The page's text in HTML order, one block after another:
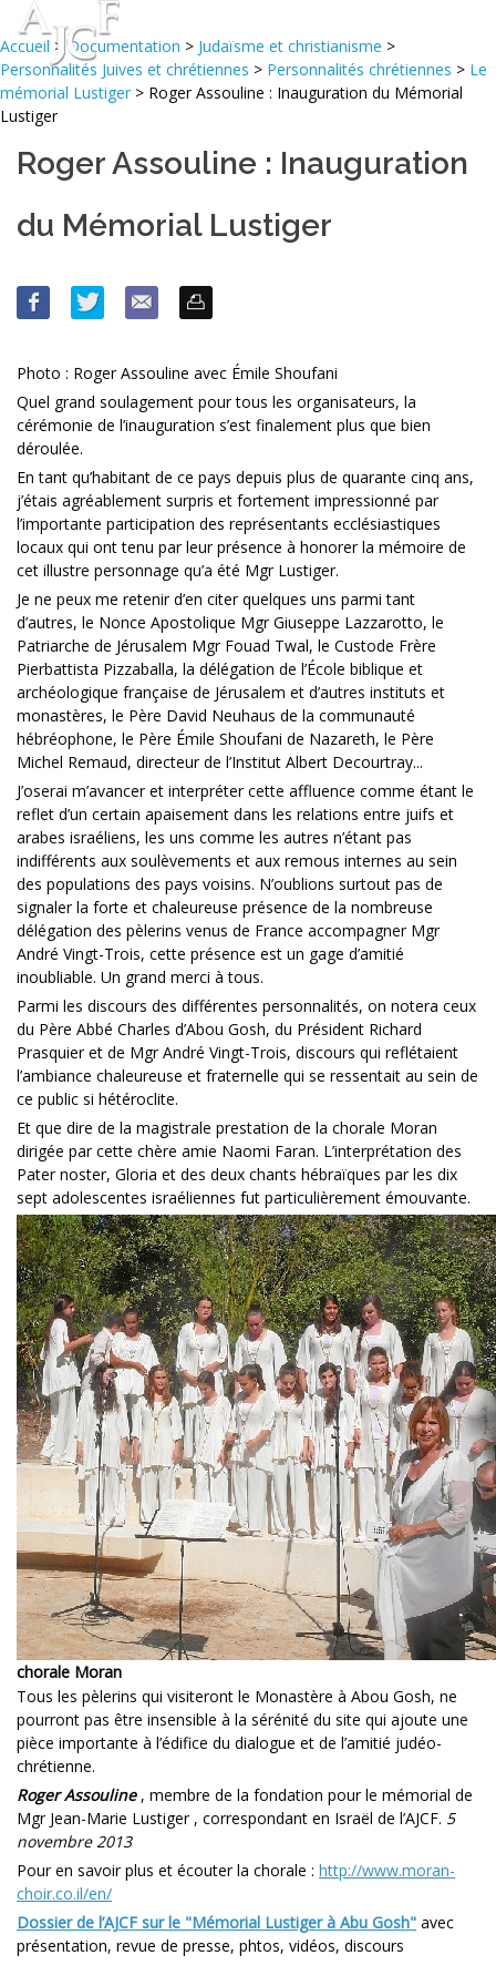
Accueil >Documentation > Judaïsme et christianisme >
Personnalités Juives et chrétiennes > Personnalités chrétiennes > Le
mémorial Lustiger > Roger Assouline : Inauguration du Mémorial
Lustiger
Roger Assouline : Inauguration
du Mémorial Lustiger
Photo : Roger Assouline avec Émile Shoufani
Quel grand soulagement pour tous les organisateurs, la
cérémonie de l’inauguration s’est finalement plus que bien
déroulée.
En tant qu’habitant de ce pays depuis plus de quarante cinq ans,
j’étais agréablement surpris et fortement impressionné par
l’importante participation des représentants ecclésiastiques
locaux qui ont tenu par leur présence à honorer la mémoire de
cet illustre personnage qu’a été Mgr Lustiger.
Je ne peux me retenir d’en citer quelques uns parmi tant
d’autres, le Nonce Apostolique Mgr Giuseppe Lazzarotto, le
Patriarche de Jérusalem Mgr Fouad Twal, le Custode Frère
Pierbattista Pizzaballa, la délégation de l’École biblique et
archéologique française de Jérusalem et d’autres instituts et
monastères, le Père David Neuhaus de la communauté
hébréophone, le Père Émile Shoufani de Nazareth, le Père
Michel Remaud, directeur de l’Institut Albert Decourtray...
J’oserai m’avancer et interpréter cette affluence comme étant le
reflet d’un certain apaisement dans les relations entre juifs et
arabes israéliens, les uns comme les autres n’étant pas
indifférents aux soulèvements et aux remous internes au sein
des populations des pays voisins. N’oublions surtout pas de
signaler la forte et chaleureuse présence de la nombreuse
délégation des pèlerins venus de France accompagner Mgr
André Vingt-Trois, cette présence est un gage d’amitié
inoubliable. Un grand merci à tous.
Parmi les discours des différentes personnalités, on notera ceux
du Père Abbé Charles d’Abou Gosh, du Président Richard
Prasquier et de Mgr André Vingt-Trois, discours qui reflétaient
l’ambiance chaleureuse et fraternelle qui se ressentait au sein de
ce public si hétéroclite.
Et que dire de la magistrale prestation de la chorale Moran
dirigée par cette chère amie Naomi Faran. L’interprétation des
Pater noster, Gloria et des deux chants hébraïques par les dix
sept adolescentes israéliennes fut particulièrement émouvante.
chorale Moran
Tous les pèlerins qui visiteront le Monastère à Abou Gosh, ne
pourront pas être insensible à la sérénité du site qui ajoute une
pièce importante à l’édifice du dialogue et de l’amitié judéo-
chrétienne.
Roger Assouline , membre de la fondation pour le mémorial de
Mgr Jean-Marie Lustiger , correspondant en Israël de l’AJCF. 5
novembre 2013
Pour en savoir plus et écouter la chorale : http://www.moran-
choir.co.il/en/
Dossier de l’AJCF sur le "Mémorial Lustiger à Abu Gosh" avec
présentation, revue de presse, phtos, vidéos, discours